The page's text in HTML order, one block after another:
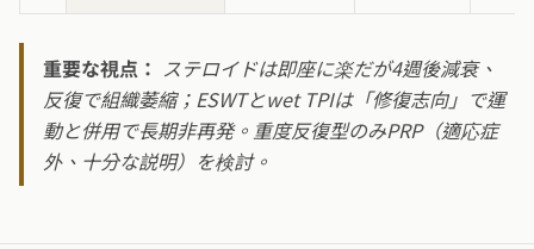
重要な視点： ステロイドは即座に楽だが4週後減衰、
反復で組織萎縮；ESWTとwet TPIは「修復志向」で運
動と併用で長期非再発。重度反復型のみPRP（適応症
外、十分な説明）を検討。